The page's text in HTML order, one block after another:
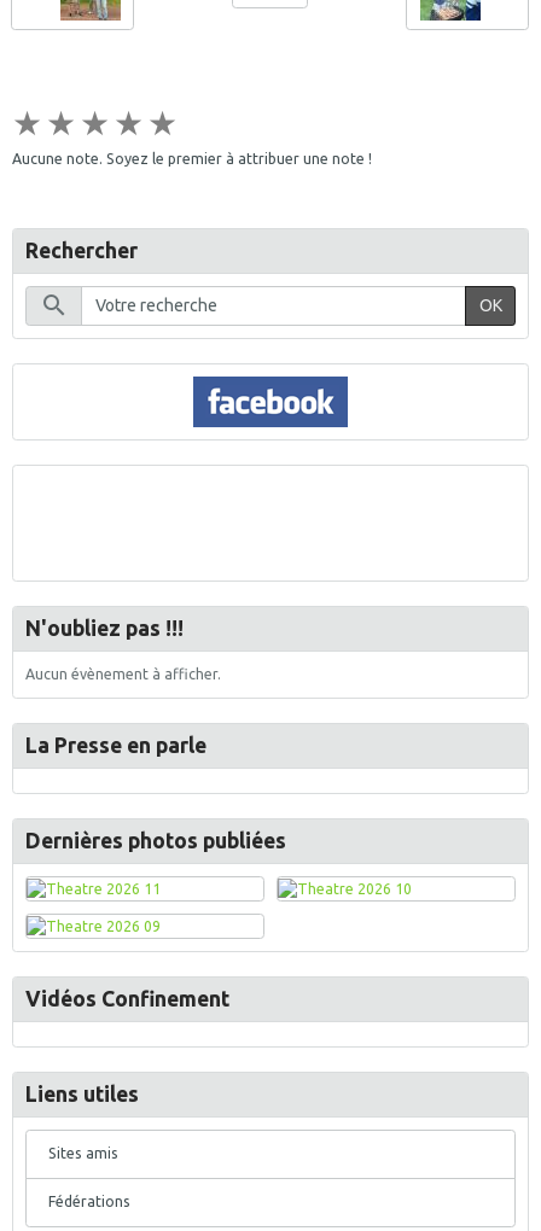
★ ★ ★ ★ ★
Aucune note. Soyez le premier à attribuer une note !
Rechercher
OK
N'oubliez pas !!!
Aucun évènement à afficher.
La Presse en parle
Dernières photos publiées
Vidéos Confinement
Liens utiles
Sites amis
Fédérations